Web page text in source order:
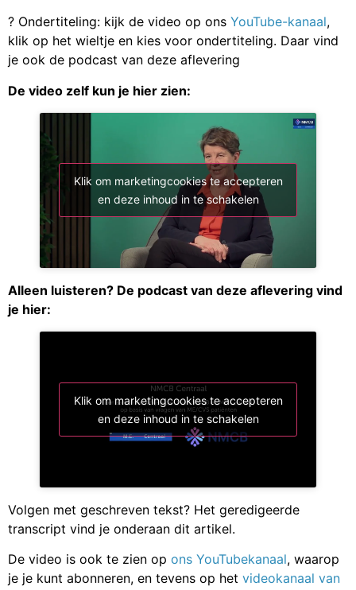
? Ondertiteling: kijk de video op ons YouTube-kanaal,
klik op het wieltje en kies voor ondertiteling. Daar vind
je ook de podcast van deze aflevering
De video zelf kun je hier zien:
Klik om marketingcookies te accepteren
en deze inhoud in te schakelen
Alleen luisteren? De podcast van deze aflevering vind
je hier:
Klik om marketingcookies te accepteren
en deze inhoud in te schakelen
Volgen met geschreven tekst? Het geredigeerde
transcript vind je onderaan dit artikel.
De video is ook te zien op ons YouTubekanaal, waarop
je je kunt abonneren, en tevens op het videokanaal van